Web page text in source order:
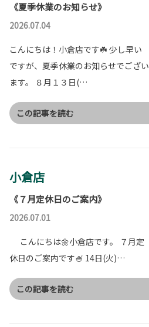
《夏季休業のお知らせ》
2026.07.04
こんにちは！小倉店です☘️ 少し早い
ですが、夏季休業のお知らせでござい
ます。 ８月１３日(…
この記事を読む
小倉店
《７月定休日のご案内》
2026.07.01
こんにちは🌼小倉店です。 ７月定
休日のご案内です🍧 14日(火)…
この記事を読む